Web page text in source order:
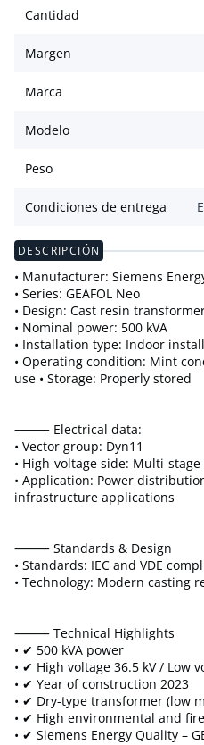
Cantidad
Margen
Marca
Modelo
Peso
Condiciones de entrega
DESCRIPCIÓN
• Manufacturer: Siemens
• Series: GEAFOL Neo
• Design: Cast resin
• Nominal power: 500 kVA
• Installation type: Indoor
• Operating condition: Mint
use • Storage: Properly stored
⸻ Electrical data:
• Vector group: Dyn11
• High-voltage side: Multi-
• Application: Power
infrastructure applications
⸻ Standards & Design
• Standards: IEC and VDE
• Technology: Modern casting
⸻ Technical Highlights
• ✔ 500 kVA power
• ✔ High voltage 36.5 kV / Low
• ✔ Year of construction 2023
• ✔ Dry-type transformer (low
• ✔ High environmental and
• ✔ Siemens Energy Quality –